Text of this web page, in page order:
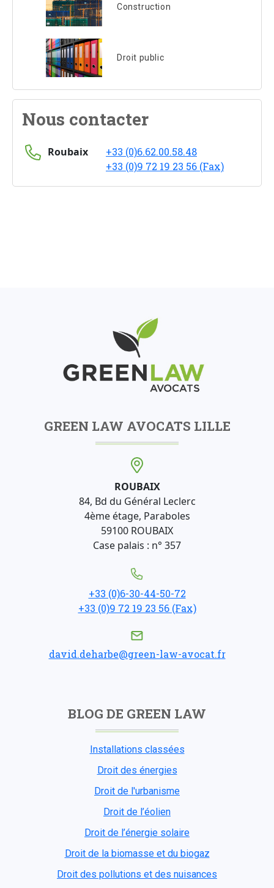
Construction
Droit public
Nous contacter
Roubaix
+33 (0)6.62.00.58.48
+33 (0)9 72 19 23 56 (Fax)
GREEN LAW AVOCATS LILLE
ROUBAIX
84, Bd du Général Leclerc
4ème étage, Paraboles
59100 ROUBAIX
Case palais : n° 357
+33 (0)6-30-44-50-72
+33 (0)9 72 19 23 56 (Fax)
david.deharbe@green-law-avocat.fr
BLOG DE GREEN LAW
Installations classées
Droit des énergies
Droit de l'urbanisme
Droit de l’éolien
Droit de l’énergie solaire
Droit de la biomasse et du biogaz
Droit des pollutions et des nuisances